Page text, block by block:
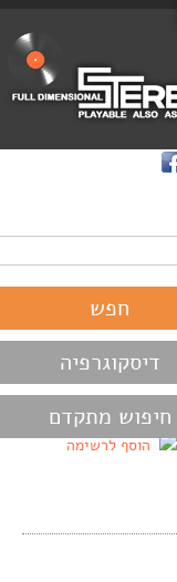
דיסקוגרפיה
חיפוש מתקדם
הוסף לרשימה